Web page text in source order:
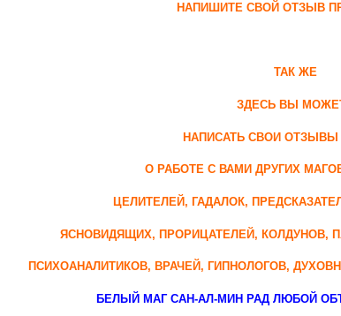
НАПИШИТЕ СВОЙ ОТЗЫВ
ТАК ЖЕ
ЗДЕСЬ ВЫ
НАПИСАТЬ СВОИ ОТЗЫВЫ
О РАБОТЕ С ВАМИ ДРУГИХ
ЦЕЛИТЕЛЕЙ, ГАДАЛОК,
ЯСНОВИДЯЩИХ, ПРОРИЦАТЕЛЕЙ, КОЛДУНОВ,
ПСИХОАНАЛИТИКОВ, ВРАЧЕЙ, ГИПНОЛОГОВ,
БЕЛЫЙ МАГ САН-АЛ-МИН РАД ЛЮБОЙ